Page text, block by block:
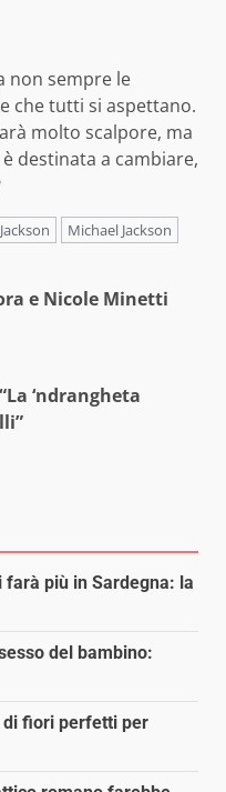
non sempre le
che tutti si aspettano.
molto scalpore, ma
destinata a cambiare,
Michael Jackson
e Nicole Minetti
‘ndrangheta
più in Sardegna: la
del bambino:
fiori perfetti per